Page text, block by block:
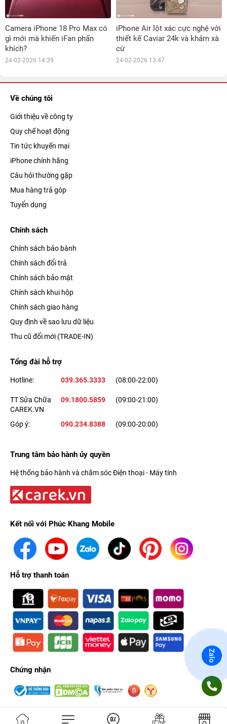
Camera iPhone 18 Pro Max có
gì mới mà khiến iFan phấn
khích?
24-02-2026 14:39
iPhone Air lột xác cực nghệ với
thiết kế Caviar 24k và khảm xà
cừ
24-02-2026 13:47
Về chúng tôi
Giới thiệu về công ty
Quy chế hoạt động
Tin tức khuyến mại
iPhone chính hãng
Câu hỏi thường gặp
Mua hàng trả góp
Tuyển dụng
Chính sách
Chính sách bảo bành
Chính sách đổi trả
Chính sách bảo mật
Chính sách khui hộp
Chính sách giao hàng
Quy định về sao lưu dữ liệu
Thu cũ đổi mới (TRADE-IN)
Tổng đài hỗ trợ
Hotline: 039.365.3333 (08:00-22:00)
TT Sửa Chữa
CAREK.VN
09.1800.5859 (09:00-21:00)
Góp ý: 090.234.8388 (09:00-20:00)
Trung tâm bảo hành ủy quyền
Hệ thống bảo hành và chăm sóc Điện thoại - Máy tính
Kết nối với Phúc Khang Mobile
Hỗ trợ thanh toán
Chứng nhận
Zalo